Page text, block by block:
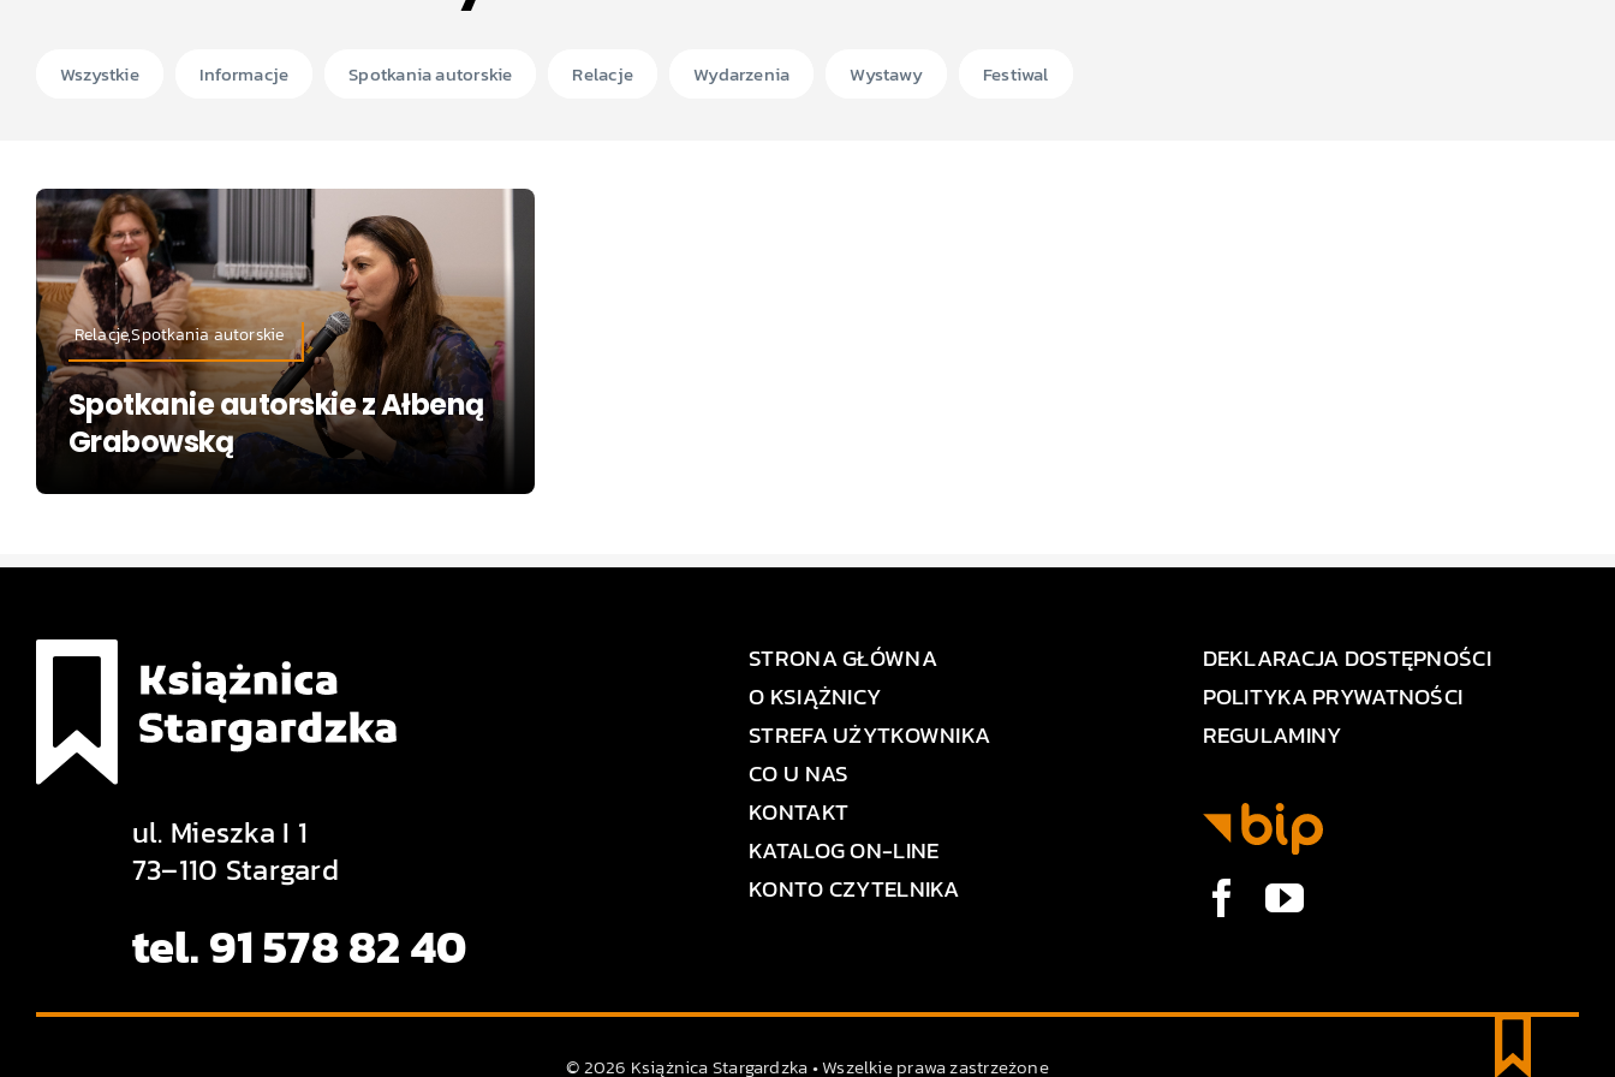
Wszystkie Informacje Spotkania autorskie Relacje Wydarzenia Wystawy Festiwal
Relacje,Spotkania autorskie
Spotkanie autorskie z Ałbeną
Grabowską
ul. Mieszka I 1
73–110 Stargard
tel. 91 578 82 40
STRONA GŁÓWNA
O KSIĄŻNICY
STREFA UŻYTKOWNIKA
CO U NAS
KONTAKT
KATALOG ON-LINE
KONTO CZYTELNIKA
DEKLARACJA DOSTĘPNOŚCI
POLITYKA PRYWATNOŚCI
REGULAMINY
© 2026 Książnica Stargardzka • Wszelkie prawa zastrzeżone